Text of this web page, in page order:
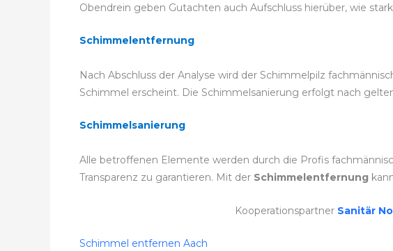
Obendrein geben Gutachten auch Aufschluss hierüber, wie
Schimmelentfernung
Nach Abschluss der Analyse wird der Schimmelpilz
Schimmel erscheint. Die Schimmelsanierung erfolgt nach
Schimmelsanierung
Alle betroffenen Elemente werden durch die Profis
Transparenz zu garantieren. Mit der Schimmelentfernung
Kooperationspartner Sanitär
Schimmel entfernen Aach